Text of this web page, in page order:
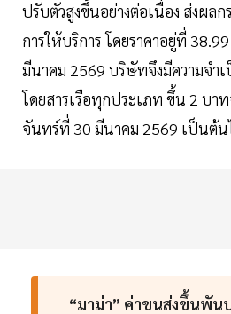
ปรับตัวสูงขึ้นอย่างต่อเนื่อง ส่งผล
การให้บริการ โดยราคาอยู่ที่
มีนาคม 2569 บริษัทจึงมีความจำ
โดยสารเรือทุกประเภท ขึ้น 2 บา
จันทร์ที่ 30 มีนาคม 2569 เป็นต้
“มาม่า” ค่าขนส่งขึ้นพั